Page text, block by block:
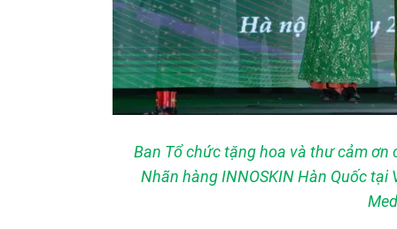
Ban Tổ chức tặng hoa và thư cảm
Nhãn hàng INNOSKIN Hàn Quốc tại